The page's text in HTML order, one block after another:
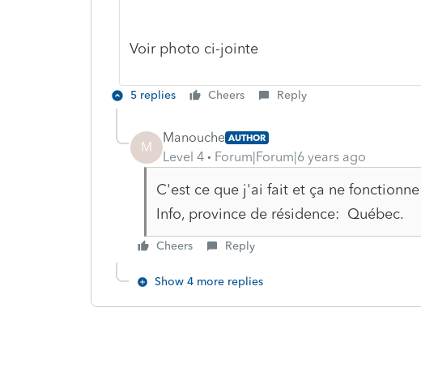
Voir photo ci-jointe
5 replies Cheers Reply
M
Manouche AUTHOR
Level 4 Forum|Forum|6 years ago
C'est ce que j'ai fait et ça ne
Info, province de résidence: Québec.
Cheers Reply
Show 4 more replies